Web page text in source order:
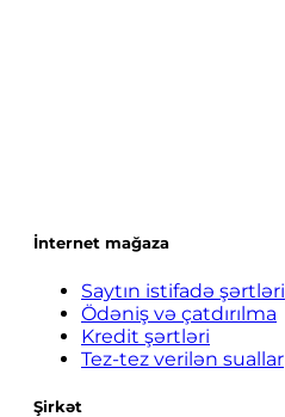
İnternet mağaza
Saytın istifadə şərtləri
Ödəniş və çatdırılma
Kredit şərtləri
Tez-tez verilən suallar
Şirkət